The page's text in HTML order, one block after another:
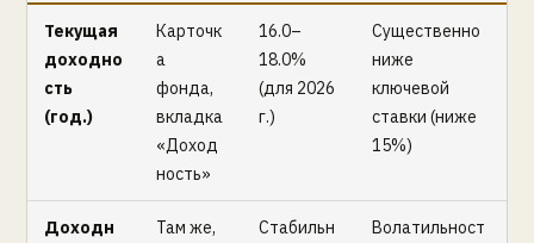
Текущая
доходно
сть
(год.)
Карточк
а
фонда,
вкладка
«Доход
ность»
16.0–
18.0%
(для 2026
г.)
Существенно
ниже
ключевой
ставки (ниже
15%)
Доходн
Там же,
Стабильн
Волатильност